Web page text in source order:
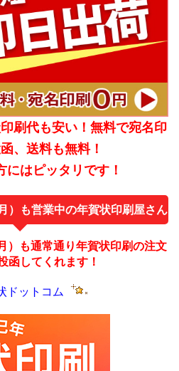
刷代も安い！無料で宛名印
、送料も無料！
にはピッタリです！
）も営業中の年賀状印刷屋さん
）も通常通り年賀状印刷の注文
函してくれます！
ドットコム